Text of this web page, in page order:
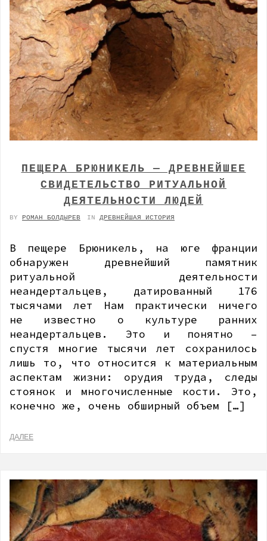
ПЕЩЕРА БРЮНИКЕЛЬ — ДРЕВНЕЙШЕЕ
СВИДЕТЕЛЬСТВО РИТУАЛЬНОЙ
ДЕЯТЕЛЬНОСТИ ЛЮДЕЙ
BY РОМАН БОЛДЫРЕВ IN ДРЕВНЕЙШАЯ ИСТОРИЯ
В пещере Брюникель, на юге франции
обнаружен древнейший памятник
ритуальной деятельности
неандертальцев, датированный 176
тысячами лет Нам практически ничего
не известно о культуре ранних
неандертальцев. Это и понятно –
спустя многие тысячи лет сохранилось
лишь то, что относится к материальным
аспектам жизни: орудия труда, следы
стоянок и многочисленные кости. Это,
конечно же, очень обширный объем […]
ДАЛЕЕ